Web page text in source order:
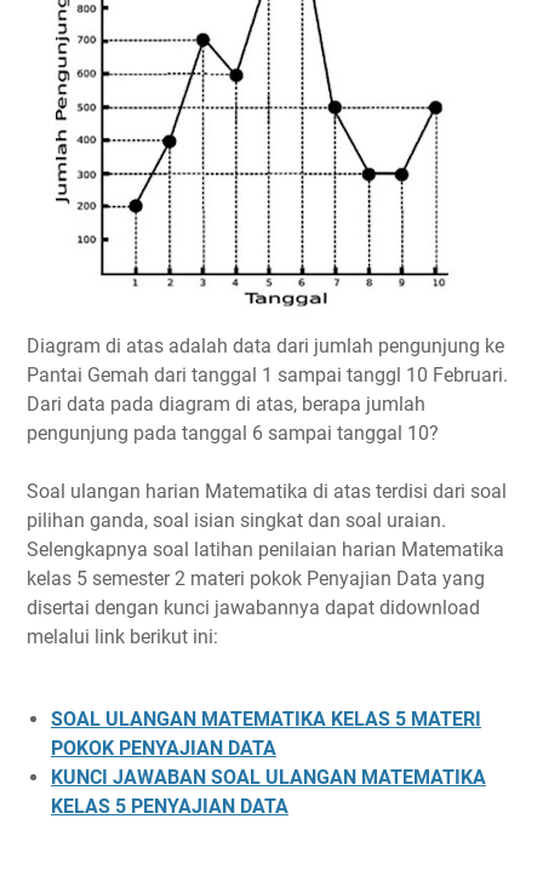
Diagram di atas adalah data dari jumlah pengunjung ke
Pantai Gemah dari tanggal 1 sampai tanggl 10 Februari.
Dari data pada diagram di atas, berapa jumlah
pengunjung pada tanggal 6 sampai tanggal 10?
Soal ulangan harian Matematika di atas terdisi dari soal
pilihan ganda, soal isian singkat dan soal uraian.
Selengkapnya soal latihan penilaian harian Matematika
kelas 5 semester 2 materi pokok Penyajian Data yang
disertai dengan kunci jawabannya dapat didownload
melalui link berikut ini:
SOAL ULANGAN MATEMATIKA KELAS 5 MATERI
POKOK PENYAJIAN DATA
KUNCI JAWABAN SOAL ULANGAN MATEMATIKA
KELAS 5 PENYAJIAN DATA